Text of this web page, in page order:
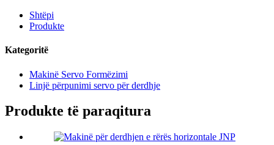
Shtëpi
Produkte
Kategoritë
Makinë Servo Formëzimi
Linjë përpunimi servo për derdhje
Produkte të paraqitura